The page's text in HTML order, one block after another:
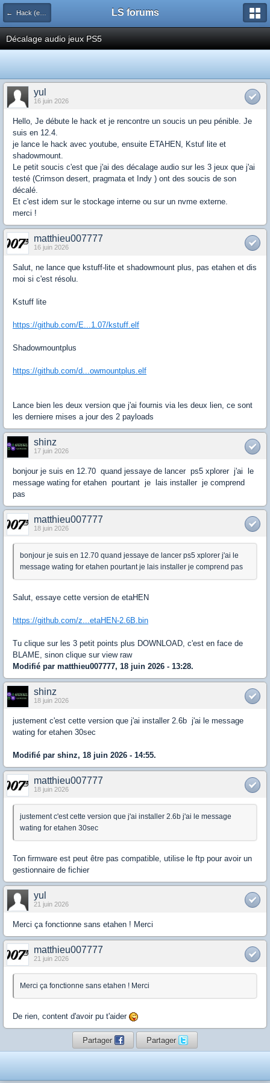
← Hack (exploits, homebrews...) LS forums
Décalage audio jeux PS5
yul
16 juin 2026
Hello, Je débute le hack et je rencontre un soucis un peu pénible. Je
suis en 12.4.
je lance le hack avec youtube, ensuite ETAHEN, Kstuf lite et
shadowmount.
Le petit soucis c'est que j'ai des décalage audio sur les 3 jeux que j'ai
testé (Crimson desert, pragmata et Indy ) ont des soucis de son
décalé.
Et c'est idem sur le stockage interne ou sur un nvme externe.
merci !
matthieu007777
16 juin 2026
Salut, ne lance que kstuff-lite et shadowmount plus, pas etahen et dis
moi si c'est résolu.
Kstuff lite
https://github.com/E...1.07/kstuff.elf
Shadowmountplus
https://github.com/d...owmountplus.elf
Lance bien les deux version que j'ai fournis via les deux lien, ce sont
les derniere mises a jour des 2 payloads
shinz
17 juin 2026
bonjour je suis en 12.70 quand jessaye de lancer ps5 xplorer j'ai le
message wating for etahen pourtant je lais installer je comprend
pas
matthieu007777
18 juin 2026
bonjour je suis en 12.70 quand jessaye de lancer ps5 xplorer j'ai le
message wating for etahen pourtant je lais installer je comprend pas
Salut, essaye cette version de etaHEN
https://github.com/z...etaHEN-2.6B.bin
Tu clique sur les 3 petit points plus DOWNLOAD, c'est en face de
BLAME, sinon clique sur view raw
Modifié par matthieu007777, 18 juin 2026 - 13:28.
shinz
18 juin 2026
justement c'est cette version que j'ai installer 2.6b j'ai le message
wating for etahen 30sec
Modifié par shinz, 18 juin 2026 - 14:55.
matthieu007777
18 juin 2026
justement c'est cette version que j'ai installer 2.6b j'ai le message
wating for etahen 30sec
Ton firmware est peut être pas compatible, utilise le ftp pour avoir un
gestionnaire de fichier
yul
21 juin 2026
Merci ça fonctionne sans etahen ! Merci
matthieu007777
21 juin 2026
Merci ça fonctionne sans etahen ! Merci
De rien, content d'avoir pu t'aider
Partager Partager